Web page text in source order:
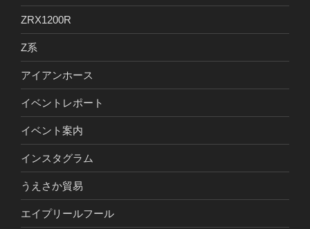
ZRX1200R
Z系
アイアンホース
イベントレポート
イベント案内
インスタグラム
うえさか貿易
エイプリールフール